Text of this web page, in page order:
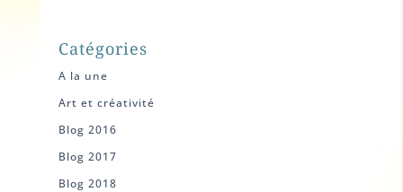
Catégories
A la une
Art et créativité
Blog 2016
Blog 2017
Blog 2018